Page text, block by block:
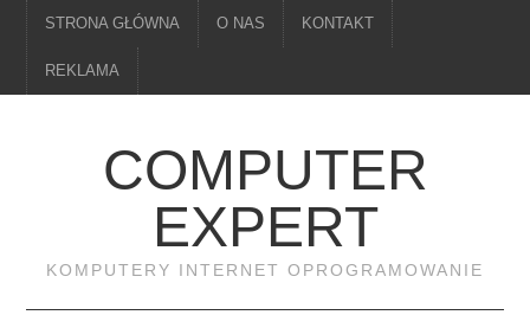
STRONA GŁÓWNA O NAS KONTAKT
REKLAMA
COMPUTER
EXPERT
KOMPUTERY INTERNET OPROGRAMOWANIE